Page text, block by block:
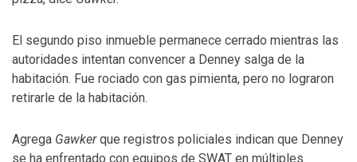
El segundo piso inmueble permanece cerrado mientras las
autoridades intentan convencer a Denney salga de la
habitación. Fue rociado con gas pimienta, pero no lograron
retirarle de la habitación.
Agrega Gawkerque registros policiales indican que Denney
se ha enfrentado con equipos de SWAT en múltiples